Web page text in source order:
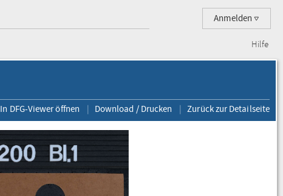
Anmelden
Hilfe
In DFG-Viewer öffnen Download / Drucken Zurück zur Detailseite